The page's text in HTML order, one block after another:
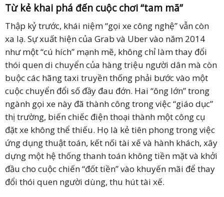
Từ kẻ khai phá đến cuộc chơi “tam mã”
Thập kỷ trước, khái niệm “gọi xe công nghệ” vẫn còn
xa lạ. Sự xuất hiện của Grab và Uber vào năm 2014
như một “cú hích” mạnh mẽ, không chỉ làm thay đổi
thói quen di chuyển của hàng triệu người dân mà còn
buộc các hãng taxi truyền thống phải bước vào một
cuộc chuyển đổi số đầy đau đớn. Hai “ông lớn” trong
ngành gọi xe này đã thành công trong việc “giáo dục”
thị trường, biến chiếc điện thoại thành một công cụ
đặt xe không thể thiếu. Họ là kẻ tiên phong trong việc
ứng dụng thuật toán, kết nối tài xế và hành khách, xây
dựng một hệ thống thanh toán không tiền mặt và khởi
đầu cho cuộc chiến “đốt tiền” vào khuyến mãi để thay
đổi thói quen người dùng, thu hút tài xế.